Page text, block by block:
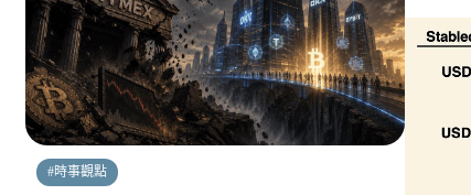
#時事觀點